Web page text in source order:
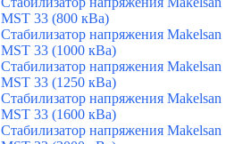
MST 33 (800 кВа)
Стабилизатор напряжения Makelsan
MST 33 (1000 кВа)
Стабилизатор напряжения Makelsan
MST 33 (1250 кВа)
Стабилизатор напряжения Makelsan
MST 33 (1600 кВа)
Стабилизатор напряжения Makelsan